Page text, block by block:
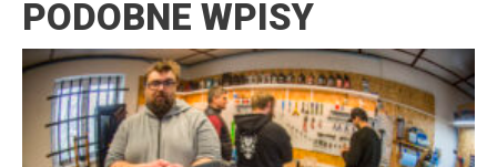
PODOBNE WPISY